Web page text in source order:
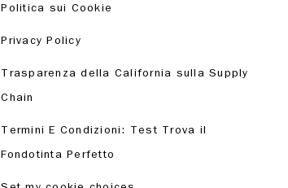
Politica sui Cookie
Privacy Policy
Trasparenza della California sulla Supply
Chain
Termini E Condizioni: Test Trova il
Fondotinta Perfetto